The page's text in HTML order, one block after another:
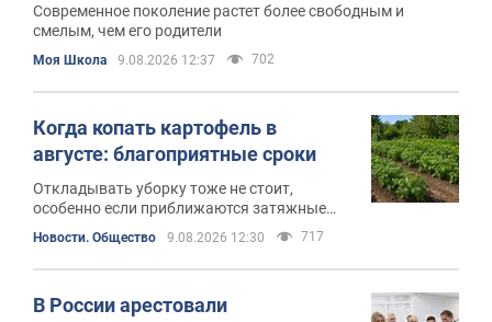
Современное поколение растет более свободным и
смелым, чем его родители
Моя Школа 9.08.2026 12:37 702
Когда копать картофель в
августе: благоприятные сроки
Откладывать уборку тоже не стоит,
особенно если приближаются затяжные
Новости. Общество 9.08.2026 12:30 717
В России арестовали